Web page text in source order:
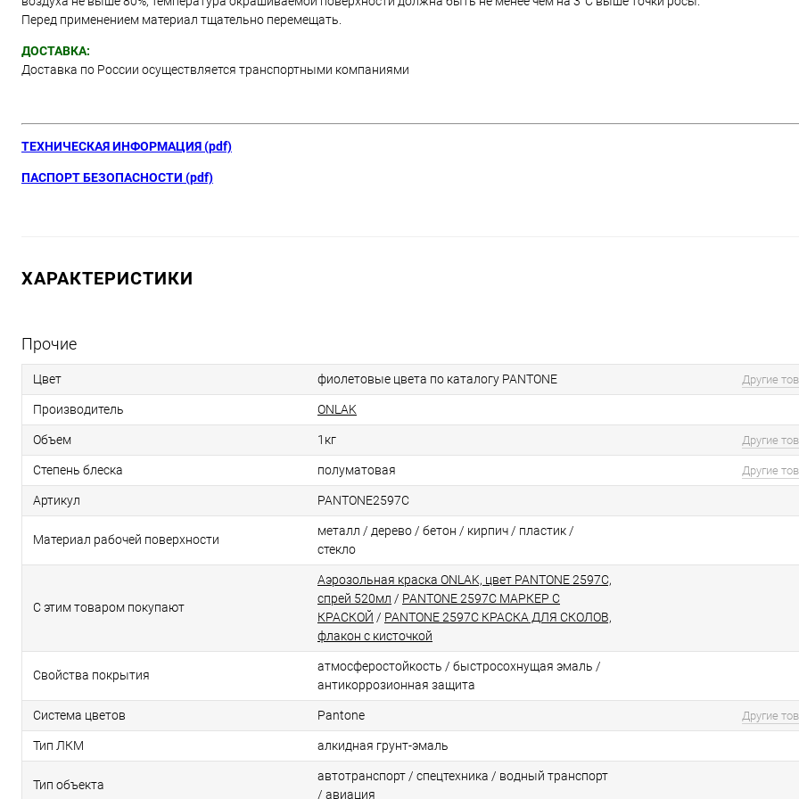
Перед применением материал тщательно перемещать.
ДОСТАВКА:
Доставка по России осуществляется транспортными компаниями
ТЕХНИЧЕСКАЯ ИНФОРМАЦИЯ (pdf)
ПАСПОРТ БЕЗОПАСНОСТИ (pdf)
ХАРАКТЕРИСТИКИ
Прочие
Цвет фиолетовые цвета по каталогу PANTONE Другие
Производитель ONLAK
Объем 1кг Другие
Степень блеска полуматовая Другие
Артикул PANTONE2597C
Материал рабочей поверхности
металл / дерево / бетон / кирпич / пластик /
стекло
С этим товаром покупают
Аэрозольная краска ONLAK, цвет PANTONE 2597C,
спрей 520мл / PANTONE 2597C МАРКЕР С
КРАСКОЙ / PANTONE 2597C КРАСКА ДЛЯ СКОЛОВ,
флакон с кисточкой
Свойства покрытия
атмосферостойкоcть / быстросохнущая эмаль /
антикоррозионная защита
Система цветов Pantone Другие
Тип ЛКМ алкидная грунт-эмаль
Тип объекта
автотранспорт / спецтехника / водный транспорт
/ авиация